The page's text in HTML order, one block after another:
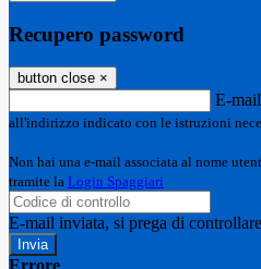
Recupero password
button close ×
E-mail
all'indirizzo indicato con le istruzioni
Non hai una e-mail associata al nome
tramite la Login Spaggiari
E-mail inviata, si prega di